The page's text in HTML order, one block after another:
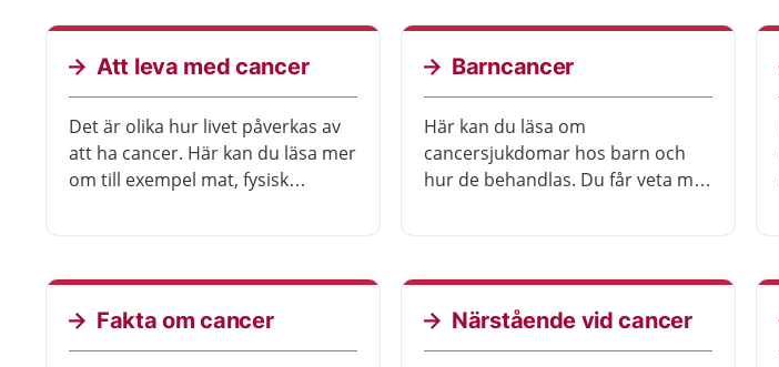
Att leva med cancer
Det är olika hur livet påverkas av
att ha cancer. Här kan du läsa mer
om till exempel mat, fysisk
kännas när behandlingen är klar.
Barncancer
Här kan du läsa om
cancersjukdomar hos barn och
hur de behandlas. Du får veta mer
flesta blir av med sjukdomen.
Fakta om cancer Närstående vid cancer